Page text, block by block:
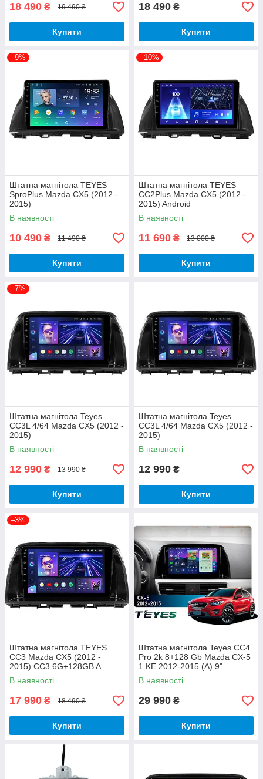
18 490 ₴ 19 490 ₴
Купити
18 490 ₴
Купити
–9%
Штатна магнітола TEYES
SproPlus Mazda CX5 (2012 -
2015)
В наявності
10 490 ₴ 11 490 ₴
Купити
–10%
Штатна магнітола TEYES
CC2Plus Mazda CX5 (2012 -
2015) Android
В наявності
11 690 ₴ 13 000 ₴
Купити
–7%
Штатна магнітола Teyes
CC3L 4/64 Mazda CX5 (2012 -
2015)
В наявності
12 990 ₴ 13 990 ₴
Купити
Штатна магнітола Teyes
CC3L 4/64 Mazda CX5 (2012 -
2015)
В наявності
12 990 ₴
Купити
–3%
Штатна магнітола TEYES
CC3 Mazda CX5 (2012 -
2015) CC3 6G+128GB A
В наявності
17 990 ₴ 18 490 ₴
Купити
Штатна магнітола Teyes CC4
Pro 2k 8+128 Gb Mazda CX-5
1 KE 2012-2015 (A) 9"
В наявності
29 990 ₴
Купити